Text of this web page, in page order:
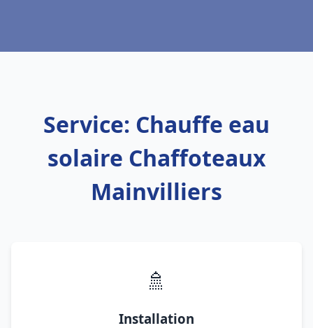
Service: Chauffe eau
solaire Chaffoteaux
Mainvilliers
🚿
Installation